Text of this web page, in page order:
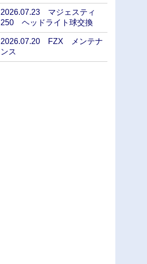
2026.07.23 マジェスティ
250 ヘッドライト球交換
2026.07.20 FZX メンテナ
ンス